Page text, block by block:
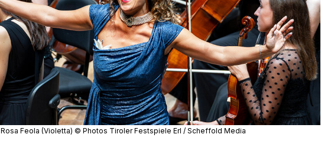
Rosa Feola (Violetta) © Photos Tiroler Festspiele Erl / Scheffold Media